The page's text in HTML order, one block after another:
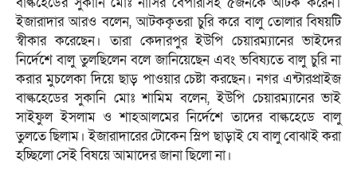
ইজারাদার আরও বলেন, আটককৃতরা চুরি করে বালু তোলার বিষয়টি
স্বীকার করেছেন। তারা কেদারপুর ইউপি চেয়ারম্যানের ভাইদের
নির্দেশে বালু তুলছিলেন বলে জানিয়েছেন এবং ভবিষ্যতে বালু চুরি না
করার মুচলেকা দিয়ে ছাড় পাওয়ার চেষ্টা করছেন। নগর এন্টারপ্রাইজ
বাল্কহেডের সুকানি মোঃ শামিম বলেন, ইউপি চেয়ারম্যানের ভাই
সাইফুল ইসলাম ও শাহআলমের নির্দেশে তাদের বাল্কহেডে বালু
তুলতে ছিলাম। ইজারাদারের টোকেন স্লিপ ছাড়াই যে বালু বোঝাই করা
হচ্ছিলো সেই বিষয়ে আমাদের জানা ছিলো না।